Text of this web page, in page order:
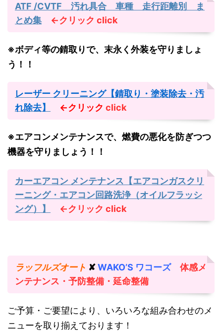
ATF /CVTF 汚れ具合 車種 走行距離別 ま
とめ集
←クリック click
※ボディ等の錆取りで、末永く外装を守りましょ
う！！
レーザー クリーニング【錆取り・塗装除去・汚
れ除去】
←クリック click
※エアコンメンテナンスで、燃費の悪化を防ぎつつ
機器を守りましょう！！
カーエアコン メンテナンス【エアコンガスクリ
ーニング・エアコン回路洗浄（オイルフラッシ
ング）】
←クリック click
ラッフルズオート ✘WAKO’S ワコーズ 体感メ
ンテナンス・予防整備・延命整備
ご予算・ご要望により、いろいろな組み合わせのメ
ニューを取り揃えております！